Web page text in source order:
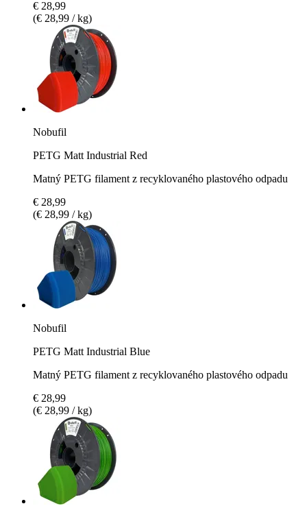
€ 28,99
(€ 28,99 / kg)
Nobufil
PETG Matt Industrial Red
Matný PETG filament z recyklovaného plastového odpadu
€ 28,99
(€ 28,99 / kg)
Nobufil
PETG Matt Industrial Blue
Matný PETG filament z recyklovaného plastového odpadu
€ 28,99
(€ 28,99 / kg)